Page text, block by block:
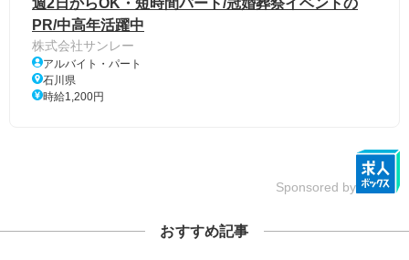
PR/中高年活躍中
株式会社サンレー
アルバイト・パート
石川県
時給1,200円
Sponsored by
おすすめ記事